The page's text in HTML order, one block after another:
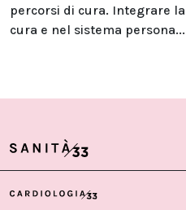
percorsi di cura. Integrare
cura e nel sistema persona...